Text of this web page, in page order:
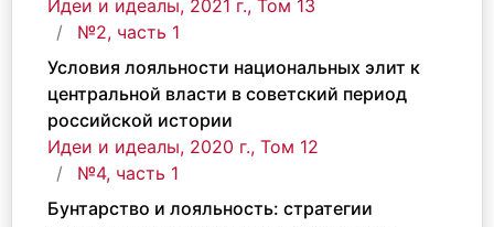
Идеи и идеалы, 2021 г., Том 13
№2, часть 1
Условия лояльности национальных элит к
центральной власти в советский период
российской истории
Идеи и идеалы, 2020 г., Том 12
№4, часть 1
Бунтарство и лояльность: стратегии